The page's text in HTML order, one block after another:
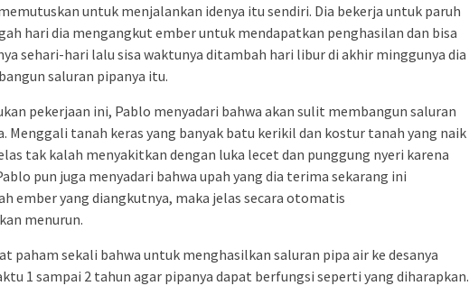
untuk menjalankan idenya itu sendiri. Dia bekerja untuk paruh
hari dia mengangkut ember untuk mendapatkan penghasilan dan bisa
sehari-hari lalu sisa waktunya ditambah hari libur di akhir minggunya dia
saluran pipanya itu.
pekerjaan ini, Pablo menyadari bahwa akan sulit membangun saluran
Menggali tanah keras yang banyak batu kerikil dan kostur tanah yang naik
tak kalah menyakitkan dengan luka lecet dan punggung nyeri karena
pun juga menyadari bahwa upah yang dia terima sekarang ini
ember yang diangkutnya, maka jelas secara otomatis
menurun.
paham sekali bahwa untuk menghasilkan saluran pipa air ke desanya
1 sampai 2 tahun agar pipanya dapat berfungsi seperti yang diharapkan.